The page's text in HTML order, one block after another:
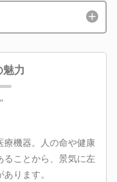
力
療機器。人の命や健康
ることから、景気に左
ります。